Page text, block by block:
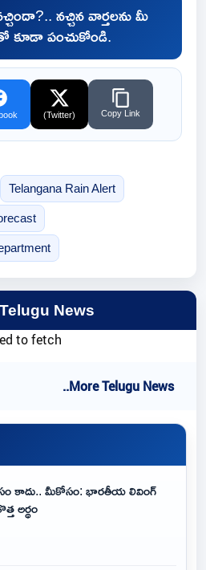
నచ్చిన వార్తలను మీ
కూడా పంచుకోండి.
(Twitter) Copy Link
Telangana Rain Alert
News
to fetch
..More Telugu News
కాదు.. మీకోసం: భారతీయ లివింగ్
అర్థం